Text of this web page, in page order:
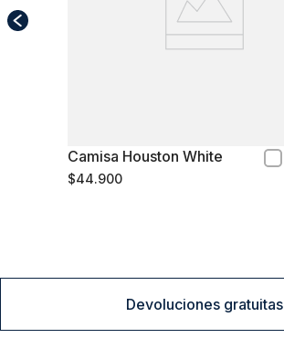
M
Camisa Houston White
$44.900
Devoluciones gratuitas